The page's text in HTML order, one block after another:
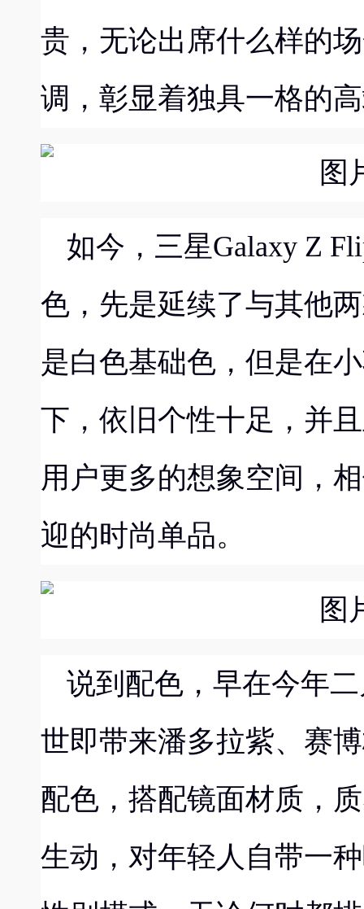
贵 ，无论出席什么样的
调，彰显着独具一格的
如今， 三星Galaxy Z
色，先是延续了与其他
是白色基础色，但是在
下，依旧个性十足， 并
用户更多的想象空间，
迎的时尚单品。
说到配色，早在今年
世即带来潘多拉紫、赛
配色， 搭配镜面材质 ，
生动，对年轻人自带一